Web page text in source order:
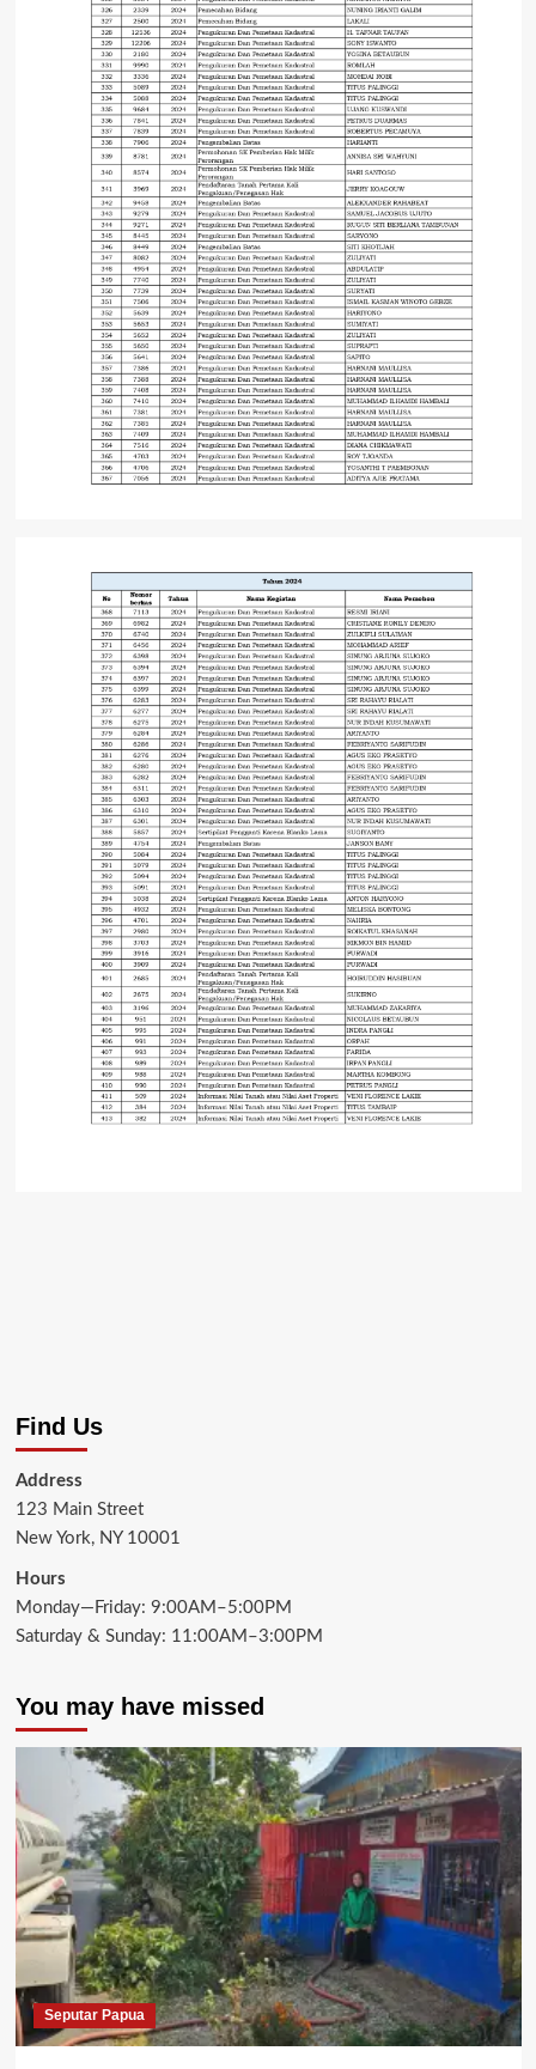
Find Us
Address
123 Main Street
New York, NY 10001
Hours
Monday—Friday: 9:00AM–5:00PM
Saturday & Sunday: 11:00AM–3:00PM
You may have missed
Seputar Papua